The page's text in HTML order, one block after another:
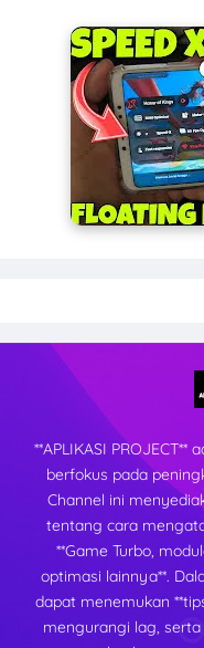
**APLIKASI
berfokus pada
Channel ini
tentang cara
**Game Turbo,
optimasi lainnya**.
dapat menemukan
mengurangi lag,